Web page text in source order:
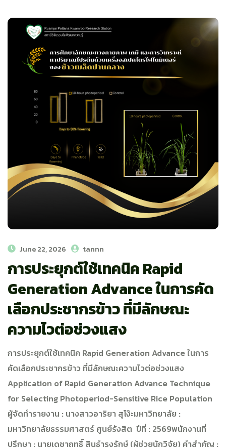
June 22, 2026 tannn
การประยุกต์ใช้เทคนิค Rapid
Generation Advance ในการคัด
เลือกประชากรข้าว ที่มีลักษณะ
ความไวต่อช่วงแสง
การประยุกต์ใช้เทคนิค Rapid Generation Advance ในการ
คัดเลือกประชากรข้าว ที่มีลักษณะความไวต่อช่วงแสง
Application of Rapid Generation Advance Technique
for Selecting Photoperiod-Sensitive Rice Population
ผู้จัดทำรายงาน : นางสาวอาริยา สุโง๊ะมหาวิทยาลัย :
มหาวิทยาลัยธรรมศาสตร์ ศูนย์รังสิต ปีที่ : 2569พนักงานที่
ปรึกษา : นายเดชาฤทธิ์ สินธำรงรักษ์ (ผู้ช่วยนักวิจัย) คำสำคัญ :